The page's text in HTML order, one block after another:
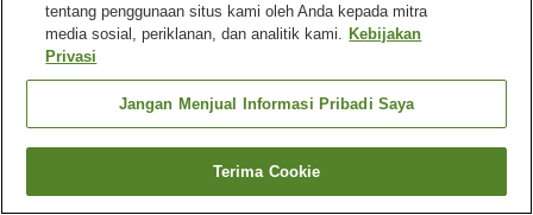
Fasilitas properti
Tempat parkir
Beranda Jepang Ishikawa
Kota Kanazawa
Cari kamar
tentang penggunaan situs kami oleh Anda kepada mitra
media sosial, periklanan, dan analitik kami. Kebijakan
Privasi
Jangan Menjual Informasi Pribadi Saya
Terima Cookie